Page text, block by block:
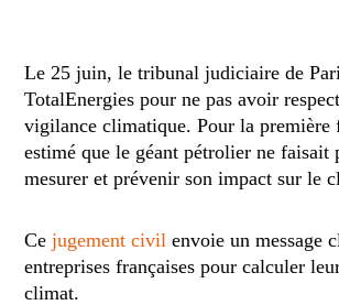
Le 25 juin, le tribunal judiciaire de
TotalEnergies pour ne pas avoir
vigilance climatique. Pour la première
estimé que le géant pétrolier ne faisait
mesurer et prévenir son impact sur le
Cejugement civil envoie un message
entreprises françaises pour calculer
climat.